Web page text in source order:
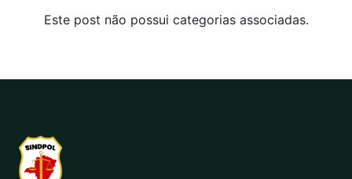
Este post não possui categorias associadas.